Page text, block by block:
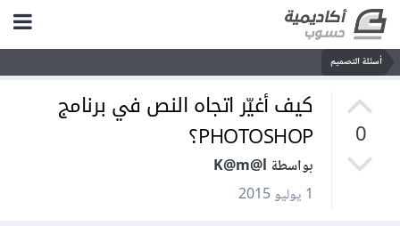
أسئلة التصميم
0
كيف أغيّر اتجاه النص في برنامج
PHOTOSHOP؟
بواسطة K@m@l
1 يوليو 2015